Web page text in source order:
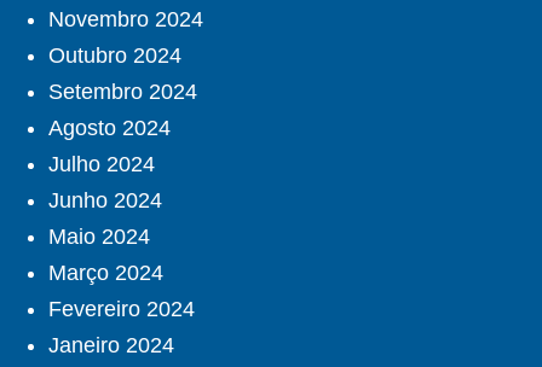
Novembro 2024
Outubro 2024
Setembro 2024
Agosto 2024
Julho 2024
Junho 2024
Maio 2024
Março 2024
Fevereiro 2024
Janeiro 2024